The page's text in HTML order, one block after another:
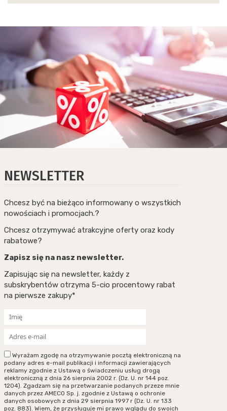
NEWSLETTER
Chcesz być na bieżąco informowany o wszystkich
nowościach i promocjach.?
Chcesz otrzymywać atrakcyjne oferty oraz kody
rabatowe?
Zapisz się na nasz newsletter.
Zapisując się na newsletter, każdy z
subskrybentów otrzyma 5-cio procentowy rabat
na pierwsze zakupy*
Wyrażam zgodę na otrzymywanie pocztą elektroniczną na
podany adres e-mail publikacji i informacji zawierających
reklamy zgodnie z Ustawą o świadczeniu usług drogą
elektroniczną z dnia 26 sierpnia 2002 r. (Dz. U. nr 144 poz.
1204). Zgadzam się na przetwarzanie podanych przeze mnie
danych przez AMECO Sp. j. zgodnie z Ustawą o ochronie
danych osobowych z dnia 29 sierpnia 1997 r (Dz. U. nr 133
poz. 883). Wiem, że przysługuje mi prawo wglądu do swoich